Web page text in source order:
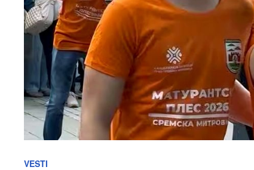
VESTI